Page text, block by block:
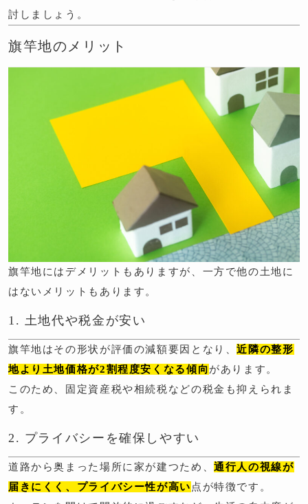
討しましょう。
旗竿地のメリット
旗竿地にはデメリットもありますが、一方で他の土地に
はないメリットもあります。
1. 土地代や税金が安い
旗竿地はその形状が評価の減額要因となり、近隣の整形
地より土地価格が2割程度安くなる傾向があります。
このため、固定資産税や相続税などの税金も抑えられま
す。
2. プライバシーを確保しやすい
道路から奥まった場所に家が建つため、通行人の視線が
届きにくく、プライバシー性が高い 点が特徴です。